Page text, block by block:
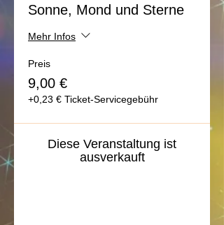
Sonne, Mond und Sterne
Mehr Infos
Preis
9,00 €
+0,23 € Ticket-Servicegebühr
Diese Veranstaltung ist
ausverkauft